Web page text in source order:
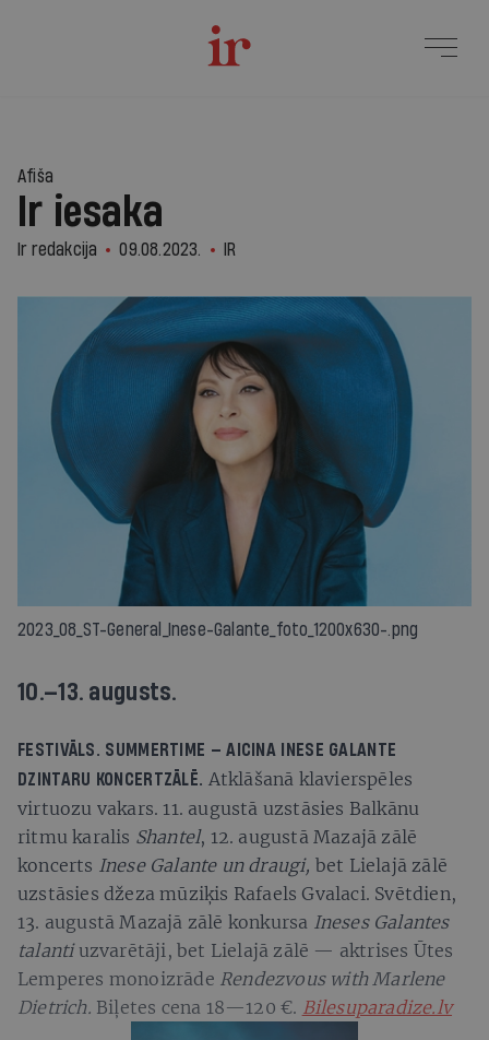
Afiša
Ir iesaka
Ir redakcija 09.08.2023. IR
2023_08_ST-General_Inese-Galante_foto_1200x630-.png
10.—13. augusts.
FESTIVĀLS. SUMMERTIME — AICINA INESE GALANTE
DZINTARU KONCERTZĀLĒ. Atklāšanā klavierspēles
virtuozu vakars. 11. augustā uzstāsies Balkānu
ritmu karalis Shantel, 12. augustā Mazajā zālē
koncerts Inese Galante un draugi, bet Lielajā zālē
uzstāsies džeza mūziķis Rafaels Gvalaci. Svētdien,
13. augustā Mazajā zālē konkursa Ineses Galantes
talanti uzvarētāji, bet Lielajā zālē — aktrises Ūtes
Lemperes monoizrāde Rendezvous with Marlene
Dietrich. Biļetes cena 18—120 €. Bilesuparadize.lv